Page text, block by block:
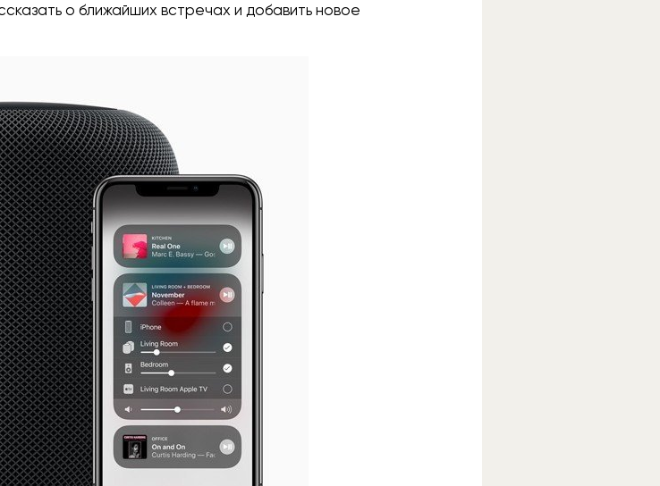
о ближайших встречах и добавить новое